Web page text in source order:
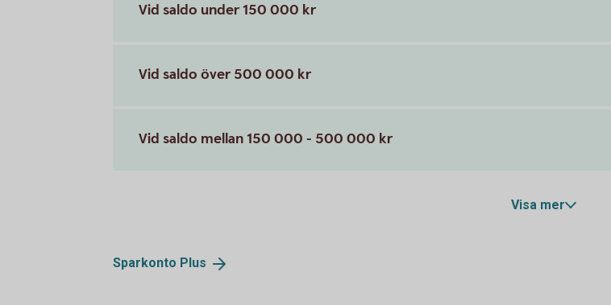
Vid saldo under 150 000 kr
Vid saldo över 500 000 kr
Vid saldo mellan 150 000 - 500 000 kr
Visa mer
Sparkonto Plus